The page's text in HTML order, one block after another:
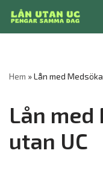
Hoppa
Hem »Lån med
Lån
utan UC